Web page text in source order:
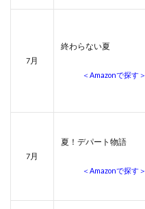
7月
終わらない夏
＜Amazonで探す＞
7月
夏！デパート物語
＜Amazonで探す＞